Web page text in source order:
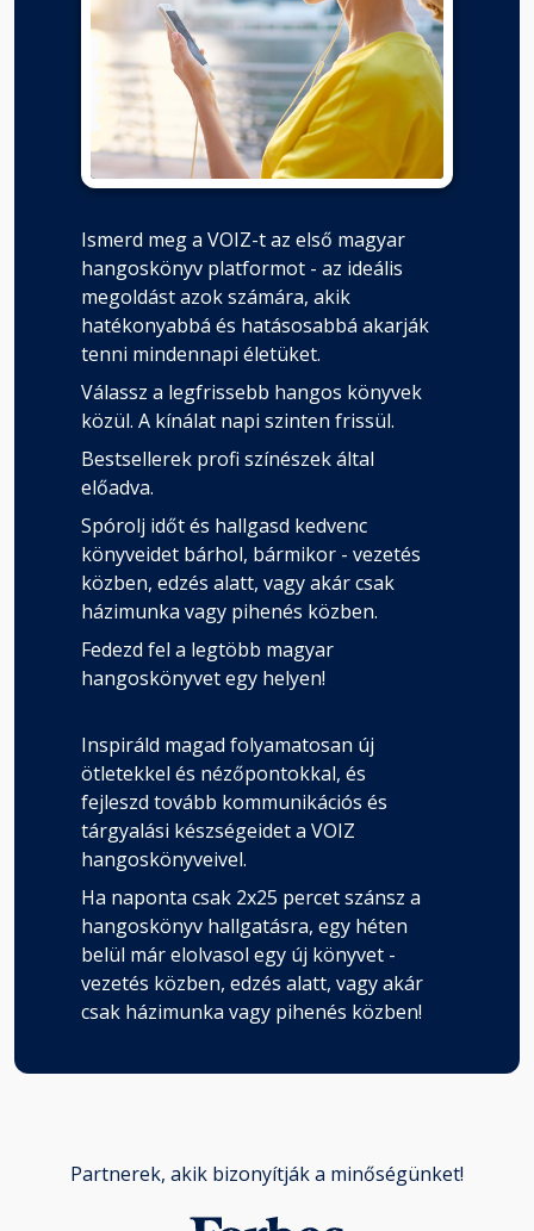
Ismerd meg a VOIZ-t az első magyar
hangoskönyv platformot - az ideális
megoldást azok számára, akik
hatékonyabbá és hatásosabbá akarják
tenni mindennapi életüket.
Válassz a legfrissebb hangos könyvek
közül. A kínálat napi szinten frissül.
Bestsellerek profi színészek által
előadva.
Spórolj időt és hallgasd kedvenc
könyveidet bárhol, bármikor - vezetés
közben, edzés alatt, vagy akár csak
házimunka vagy pihenés közben.
Fedezd fel a legtöbb magyar
hangoskönyvet egy helyen!
Inspiráld magad folyamatosan új
ötletekkel és nézőpontokkal, és
fejleszd tovább kommunikációs és
tárgyalási készségeidet a VOIZ
hangoskönyveivel.
Ha naponta csak 2x25 percet szánsz a
hangoskönyv hallgatásra, egy héten
belül már elolvasol egy új könyvet -
vezetés közben, edzés alatt, vagy akár
csak házimunka vagy pihenés közben!
Partnerek, akik bizonyítják a minőségünket!